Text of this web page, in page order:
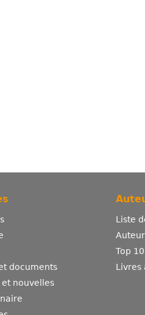
documents
et nouvelles
Liste
Top
Livres